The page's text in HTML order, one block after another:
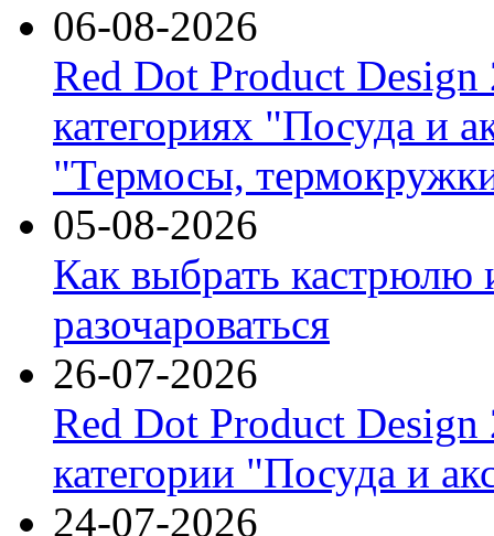
06-08-2026
Red Dot Product Design
категориях "Посуда и
"Термосы,
05-08-2026
Как выбрать кастрюлю
разочароваться
26-07-2026
Red Dot Product Design
категории "Посуда и
24-07-2026